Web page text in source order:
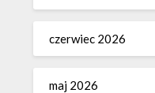
czerwiec 2026
maj 2026